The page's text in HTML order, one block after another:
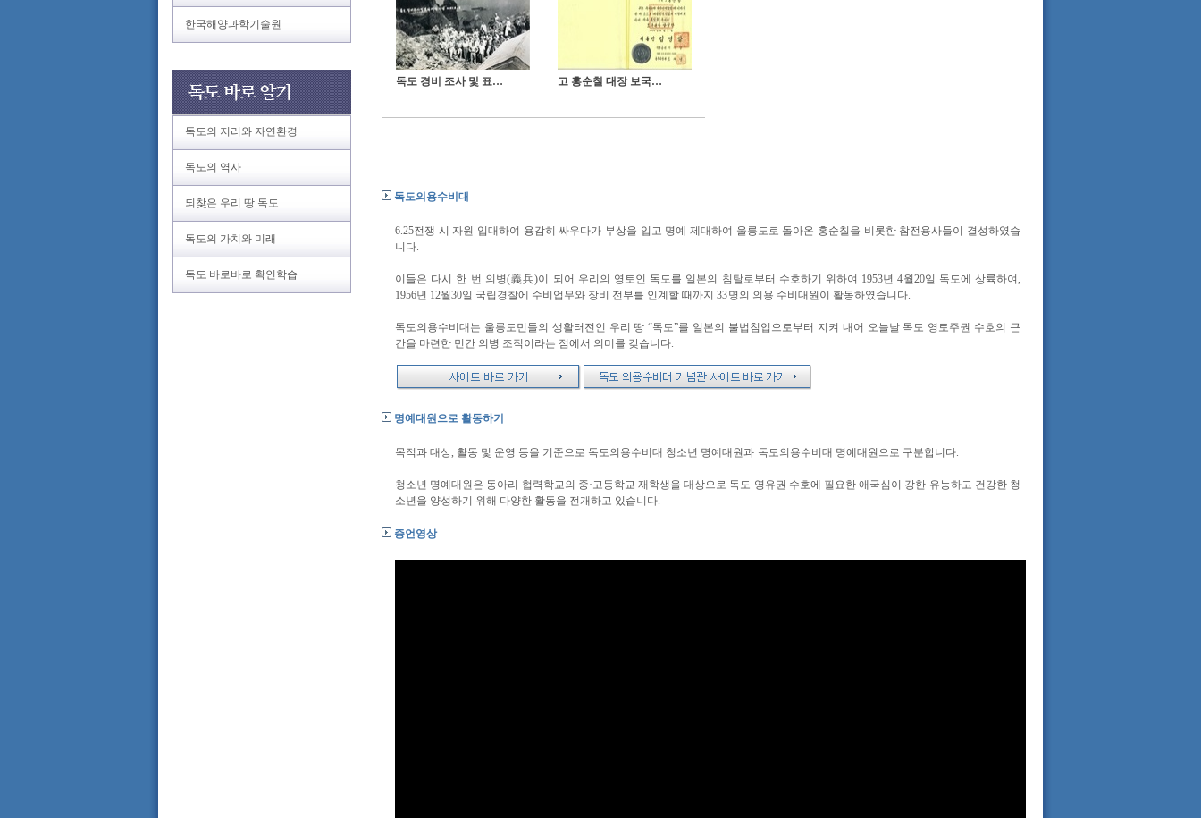
한국해양과학기술원
독도의 지리와 자연환경
독도의 역사
되찾은 우리 땅 독도
독도의 가치와 미래
독도 바로바로 확인학습
독도 경비 조사 및 표석 제막 기념(1954.8) 고 홍순칠 대장 보국훈장
독도의용수비대
6.25전쟁 시 자원 입대하여 용감히 싸우다가 부상을 입고 명예 제대하여 울릉도로 돌아온 홍순칠을 비롯한 참전용사들이 결성하였습
니다.
이들은 다시 한 번 의병(義兵)이 되어 우리의 영토인 독도를 일본의 침탈로부터 수호하기 위하여 1953년 4월20일 독도에 상륙하여,
1956년 12월30일 국립경찰에 수비업무와 장비 전부를 인계할 때까지 33명의 의용 수비대원이 활동하였습니다.
독도의용수비대는 울릉도민들의 생활터전인 우리 땅 “독도”를 일본의 불법침입으로부터 지켜 내어 오늘날 독도 영토주권 수호의 근
간을 마련한 민간 의병 조직이라는 점에서 의미를 갖습니다.
명예대원으로 활동하기
목적과 대상, 활동 및 운영 등을 기준으로 독도의용수비대 청소년 명예대원과 독도의용수비대 명예대원으로 구분합니다.
청소년 명예대원은 동아리 협력학교의 중·고등학교 재학생을 대상으로 독도 영유권 수호에 필요한 애국심이 강한 유능하고 건강한 청
소년을 양성하기 위해 다양한 활동을 전개하고 있습니다.
증언영상